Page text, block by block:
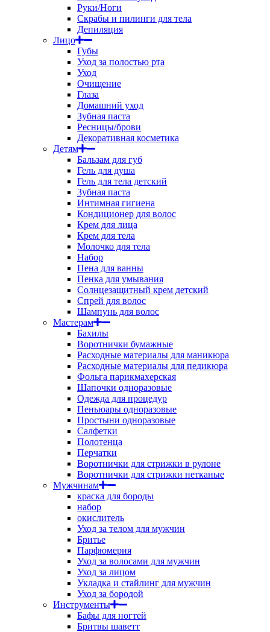
Руки/Ноги
Скрабы и пилинги для тела
Депиляция
Лицо
Губы
Уход за полостью рта
Уход
Очищение
Глаза
Домашний уход
Зубная паста
Ресницы/брови
Декоративная косметика
Детям
Бальзам для губ
Гель для душа
Гель для тела детский
Зубная паста
Интимная гигиена
Кондиционер для волос
Крем для лица
Крем для тела
Молочко для тела
Набор
Пена для ванны
Пенка для умывания
Солнцезащитный крем детский
Спрей для волос
Шампунь для волос
Мастерам
Бахилы
Воротнички бумажные
Расходные материалы для маникюра
Расходные материалы для педикюра
Фольга парикмахерская
Шапочки одноразовые
Одежда для процедур
Пеньюары одноразовые
Простыни одноразовые
Салфетки
Полотенца
Перчатки
Воротнички для стрижки в рулоне
Воротнички для стрижки нетканые
Мужчинам
краска для бороды
набор
окислитель
Уход за телом для мужчин
Бритье
Парфюмерия
Уход за волосами для мужчин
Уход за лицом
Укладка и стайлинг для мужчин
Уход за бородой
Инструменты
Бафы для ногтей
Бритвы шаветт